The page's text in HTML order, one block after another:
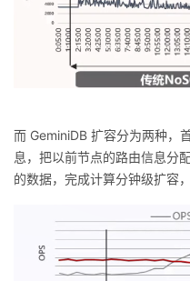
而 GeminiDB 扩容分为两种，
息，把以前节点的路由信息分
的数据，完成计算分钟级扩容